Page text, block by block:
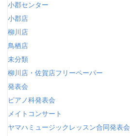
小郡センター
小郡店
柳川店
鳥栖店
未分類
柳川店・佐賀店フリーペーパー
発表会
ピアノ科発表会
メイトコンサート
ヤマハミュージックレッスン合同発表会